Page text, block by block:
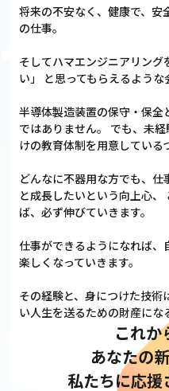
将来の不安なく、健康で、安
の仕事。
そしてハマエンジニアリン
い」
と思ってもらえるような
半導体製造装置の保守・保
ではありません。
でも、未
けの教育体制を用意している
どんなに不器用な方でも、
と成長したいという向上心、
ば、必ず伸びていきます。
仕事ができるようになれば
楽しくなっていきます。
その経験と、身につけた技術
い人生を送るための財産にな
これか
あなたの
私たちに応援